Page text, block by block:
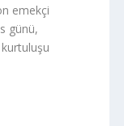
emekçi
günü,
kurtuluşu